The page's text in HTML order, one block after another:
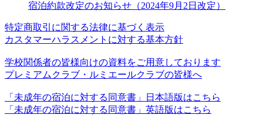
宿泊約款改定のお知らせ（2024年9月2日改定）
特定商取引に関する法律に基づく表示
カスタマーハラスメントに対する基本方針
学校関係者の皆様向けの資料をご用意しております
プレミアムクラブ・ルミエールクラブの皆様へ
「未成年の宿泊に対する同意書」日本語版はこちら
「未成年の宿泊に対する同意書」英語版はこちら